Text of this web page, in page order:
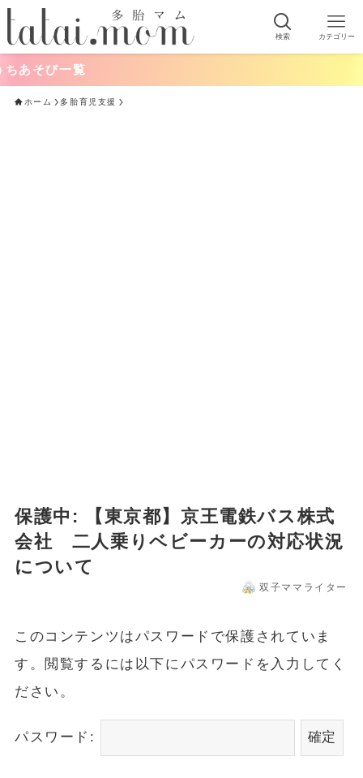
検索 カテゴリー
そび一覧
ホーム 多胎育児支援
保護中: 【東京都】京王電鉄バス株式
会社 二人乗りベビーカーの対応状況
について
双子ママライター
このコンテンツはパスワードで保護されていま
す。閲覧するには以下にパスワードを入力してく
ださい。
パスワード: